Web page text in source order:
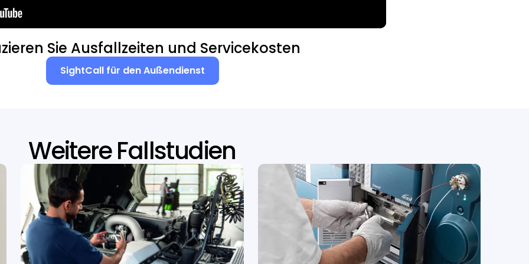
Sie Ausfallzeiten und Servicekosten
SightCall für den Außendienst
Weitere Fallstudien